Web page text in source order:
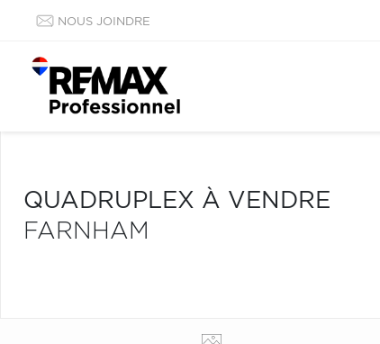
NOUS JOINDRE
QUADRUPLEX À VENDRE
FARNHAM